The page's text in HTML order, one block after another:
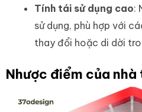
Tính tái sử dụng cao:
sử dụng, phù hợp với
thay đổi hoặc di dời
Nhược điểm của